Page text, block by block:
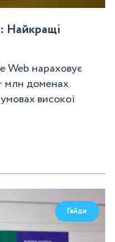
Найкращі
Web нараховує
млн доменах.
високої
Гайди